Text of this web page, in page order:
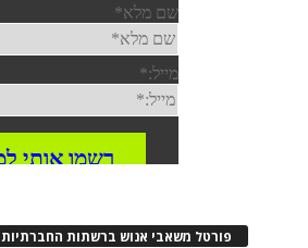
פורטל משאבי אנוש ברשתות החברתיות